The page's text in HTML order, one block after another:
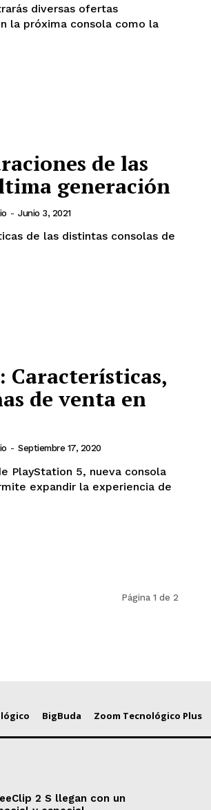
diversas ofertas
la próxima consola como la
de las
generación
- Junio 3, 2021
de las distintas consolas de
Características,
de venta en
- Septiembre 17, 2020
PlayStation 5, nueva consola
expandir la experiencia de
Página 1 de 2
BigBuda Zoom Tecnológico Plus
2 S llegan con un